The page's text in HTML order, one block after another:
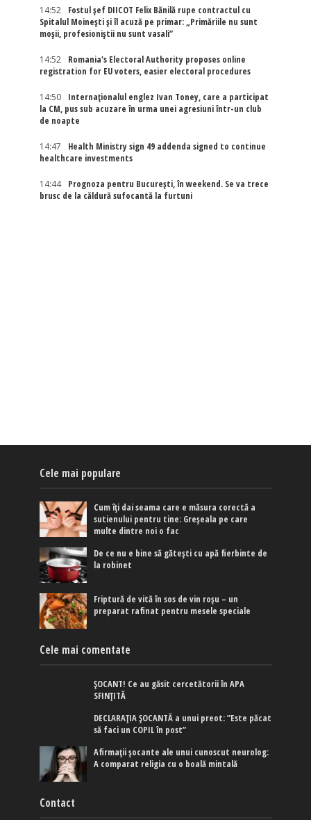
14:52
Fostul șef DIICOT Felix Bănilă rupe contractul cu
Spitalul Moinești și îl acuză pe primar: „Primăriile nu sunt
moșii, profesioniștii nu sunt vasali”
14:52
Romania's Electoral Authority proposes online
registration for EU voters, easier electoral procedures
14:50
Internaţionalul englez Ivan Toney, care a participat
la CM, pus sub acuzare în urma unei agresiuni într-un club
de noapte
14:47
Health Ministry sign 49 addenda signed to continue
healthcare investments
14:44
Prognoza pentru București, în weekend. Se va trece
brusc de la căldură sufocantă la furtuni
Cele mai populare
Cum îți dai seama care e măsura corectă a
sutienului pentru tine: Greșeala pe care
multe dintre noi o fac
De ce nu e bine să gătești cu apă fierbinte de
la robinet
Friptură de vită în sos de vin roșu – un
preparat rafinat pentru mesele speciale
Cele mai comentate
ȘOCANT! Ce au găsit cercetătorii în APA
SFINȚITĂ
DECLARAȚIA ȘOCANTĂ a unui preot: ”Este păcat
să faci un COPIL în post”
Afirmaţii şocante ale unui cunoscut neurolog:
A comparat religia cu o boală mintală
Contact